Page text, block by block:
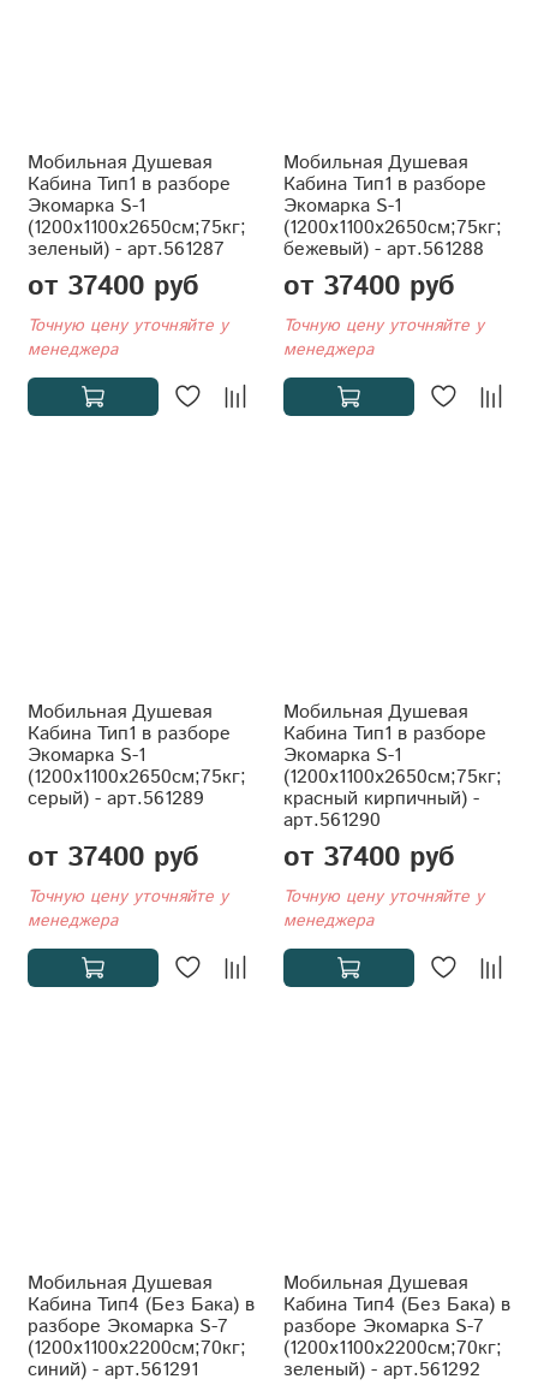
Мобильная Душевая
Кабина Тип1 в разборе
Экомарка S-1
(1200x1100x2650см;75кг;
зеленый) - арт.561287
от 37400 руб
Точную цену уточняйте у
менеджера
Мобильная Душевая
Кабина Тип1 в разборе
Экомарка S-1
(1200x1100x2650см;75кг;
бежевый) - арт.561288
от 37400 руб
Точную цену уточняйте у
менеджера
Мобильная Душевая
Кабина Тип1 в разборе
Экомарка S-1
(1200x1100x2650см;75кг;
серый) - арт.561289
от 37400 руб
Точную цену уточняйте у
менеджера
Мобильная Душевая
Кабина Тип1 в разборе
Экомарка S-1
(1200x1100x2650см;75кг;
красный кирпичный) -
арт.561290
от 37400 руб
Точную цену уточняйте у
менеджера
Мобильная Душевая
Кабина Тип4 (Без Бака) в
разборе Экомарка S-7
(1200x1100x2200см;70кг;
синий) - арт.561291
Мобильная Душевая
Кабина Тип4 (Без Бака) в
разборе Экомарка S-7
(1200x1100x2200см;70кг;
зеленый) - арт.561292